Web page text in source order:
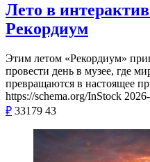
Лето в
Рекордиум
Этим летом «Рекордиум»
провести день в музее, где
превращаются в настоящее
https://schema.org/InStock
₽ 33179 43